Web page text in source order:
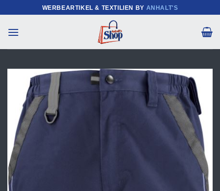
Inhalt
springen
WERBEARTIKEL & TEXTILIEN BY ANHALT'S